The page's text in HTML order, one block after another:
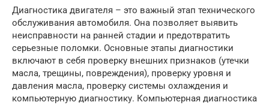
Диагностика двигателя – это важный этап технического
обслуживания автомобиля. Она позволяет выявить
неисправности на ранней стадии и предотвратить
серьезные поломки. Основные этапы диагностики
включают в себя проверку внешних признаков (утечки
масла, трещины, повреждения), проверку уровня и
давления масла, проверку системы охлаждения и
компьютерную диагностику. Компьютерная диагностика